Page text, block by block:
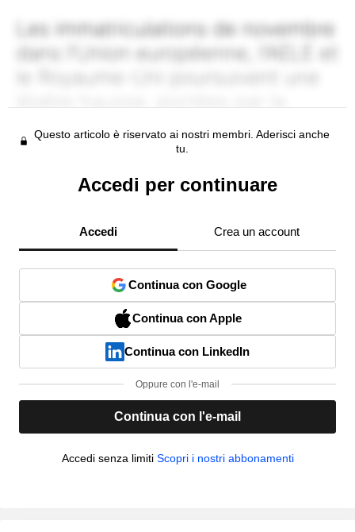
Questo articolo è riservato ai nostri membri. Aderisci anche
tu.
Accedi per continuare
Accedi Crea un account
Continua con Google
Continua con Apple
Continua con LinkedIn
Oppure con l'e-mail
Continua con l'e-mail
Accedi senza limiti Scopri i nostri abbonamenti